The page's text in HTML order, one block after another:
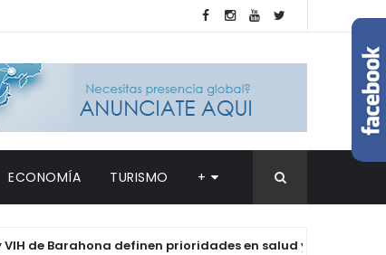
ECONOMÍA TURISMO +
Barahona definen prioridades en salud y derechos de las